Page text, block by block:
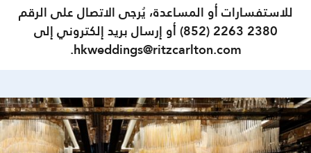
للاستفسارات أو المساعدة، يُرجى الاتصال على الرقم
2380 2263 (852) أو إرسال بريد إلكتروني إلى
hkweddings@ritzcarlton.com.